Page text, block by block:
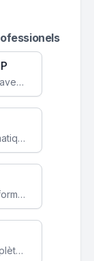
Simplifiez votre communication avec une solution VoIP flexible, économique et adaptée à vos besoins professionnels.
Optimisez votre stratégie informatique avec l'expertise de nos consultants pour améliorer votre efficacité et sécurité.
Garantissez la stabilité et la performance de votre entreprise avec une infrastructure IT sécurisée et évolutive.
Microsoft 365 une solution complète qui booste votre productivité, renforce la sécurité de vos données et facilite la collaboration.